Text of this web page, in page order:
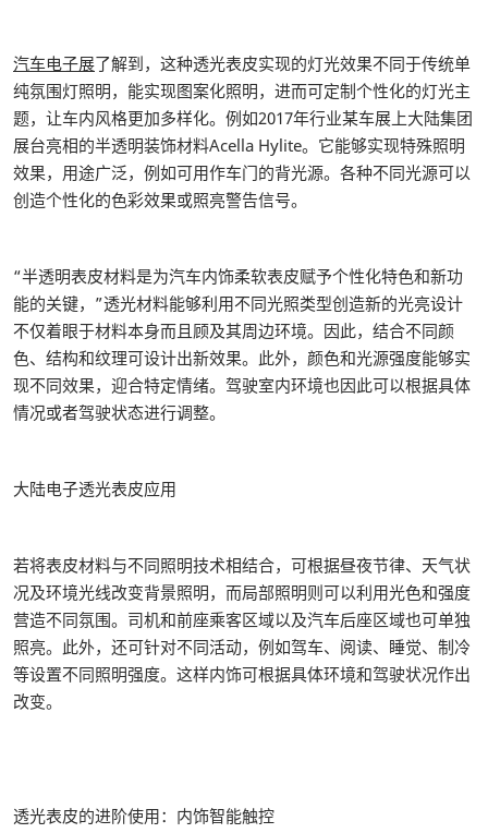
汽车电子展了解到，这种透光表皮实现的灯光效果不同于传统单
纯氛围灯照明，能实现图案化照明，进而可定制个性化的灯光主
题，让车内风格更加多样化。例如2017年行业某车展上大陆集团
展台亮相的半透明装饰材料Acella Hylite。它能够实现特殊照明
效果，用途广泛，例如可用作车门的背光源。各种不同光源可以
创造个性化的色彩效果或照亮警告信号。
“半透明表皮材料是为汽车内饰柔软表皮赋予个性化特色和新功
能的关键，”透光材料能够利用不同光照类型创造新的光亮设计
不仅着眼于材料本身而且顾及其周边环境。因此，结合不同颜
色、结构和纹理可设计出新效果。此外，颜色和光源强度能够实
现不同效果，迎合特定情绪。驾驶室内环境也因此可以根据具体
情况或者驾驶状态进行调整。
大陆电子透光表皮应用
若将表皮材料与不同照明技术相结合，可根据昼夜节律、天气状
况及环境光线改变背景照明，而局部照明则可以利用光色和强度
营造不同氛围。司机和前座乘客区域以及汽车后座区域也可单独
照亮。此外，还可针对不同活动，例如驾车、阅读、睡觉、制冷
等设置不同照明强度。这样内饰可根据具体环境和驾驶状况作出
改变。
透光表皮的进阶使用：内饰智能触控